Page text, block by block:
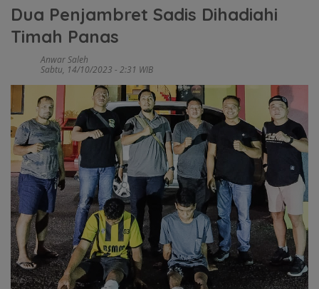
Dua Penjambret Sadis Dihadiahi
Timah Panas
Anwar Saleh
Sabtu, 14/10/2023 - 2:31 WIB